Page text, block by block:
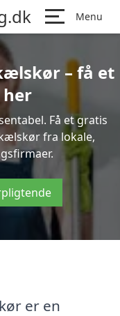
Menu
– få et
Få et gratis
fra lokale,
er en